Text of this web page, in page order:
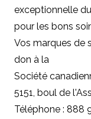
exceptionnelle
pour les bons
Vos marques de
don à la
Société
5151, boul de
Téléphone : 888